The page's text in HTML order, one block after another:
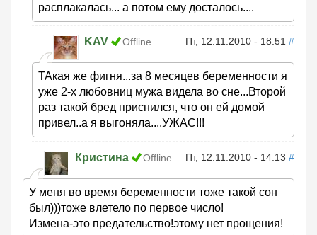
расплакалась... а потом ему досталось....
KAV Offline Пт, 12.11.2010 - 18:51 #
ТАкая же фигня...за 8 месяцев беременности я
уже 2-х любовниц мужа видела во сне...Второй
раз такой бред приснился, что он ей домой
привел..а я выгоняла....УЖАС!!!
Кристина Offline Пт, 12.11.2010 - 14:13 #
У меня во время беременности тоже такой сон
был)))тоже влетело по первое число!
Измена-это предательство!этому нет прощения!